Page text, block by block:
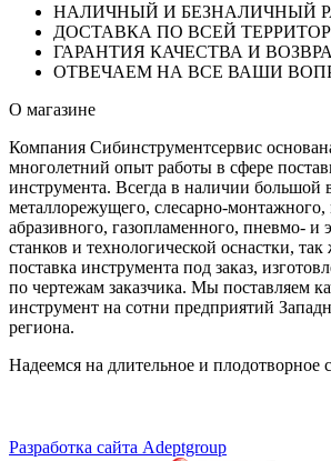
НАЛИЧНЫЙ И БЕЗНАЛИЧНЫЙ
ДОСТАВКА ПО ВСЕЙ
ГАРАНТИЯ КАЧЕСТВА И
ОТВЕЧАЕМ НА ВСЕ ВАШИ
О магазине
Компания Сибинструментсервис
многолетний опыт работы в сфере
инструмента. Всегда в наличии большой
металлорежущего, слесарно-монтажного,
абразивного, газопламенного, пневмо- и
станков и технологической оснастки,
поставка инструмента под заказ,
по чертежам заказчика. Мы поставляем
инструмент на сотни предприятий
региона.
Надеемся на длительное и плодотворное
Разработка сайта Adeptgroup